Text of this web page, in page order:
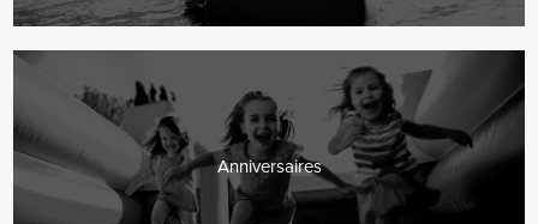
Anniversaires